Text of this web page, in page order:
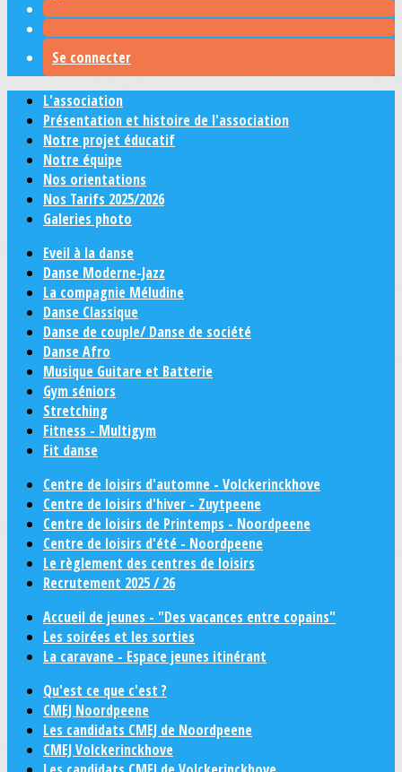
Se connecter
L'association
Présentation et histoire de l'association
Notre projet éducatif
Notre équipe
Nos orientations
Nos Tarifs 2025/2026
Galeries photo
Eveil à la danse
Danse Moderne-Jazz
La compagnie Méludine
Danse Classique
Danse de couple/ Danse de société
Danse Afro
Musique Guitare et Batterie
Gym séniors
Stretching
Fitness - Multigym
Fit danse
Centre de loisirs d'automne - Volckerinckhove
Centre de loisirs d'hiver - Zuytpeene
Centre de loisirs de Printemps - Noordpeene
Centre de loisirs d'été - Noordpeene
Le règlement des centres de loisirs
Recrutement 2025 / 26
Accueil de jeunes - "Des vacances entre copains"
Les soirées et les sorties
La caravane - Espace jeunes itinérant
Qu'est ce que c'est ?
CMEJ Noordpeene
Les candidats CMEJ de Noordpeene
CMEJ Volckerinckhove